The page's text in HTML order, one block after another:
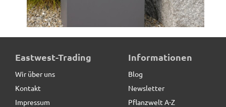
Pflanzkübel SUPREMO, TÜV-geprüft, Fiberglas
129,50 € *
Eastwest-Trading
Wir über uns
Kontakt
Impressum
Informationen
Blog
Newsletter
Pflanzwelt A-Z